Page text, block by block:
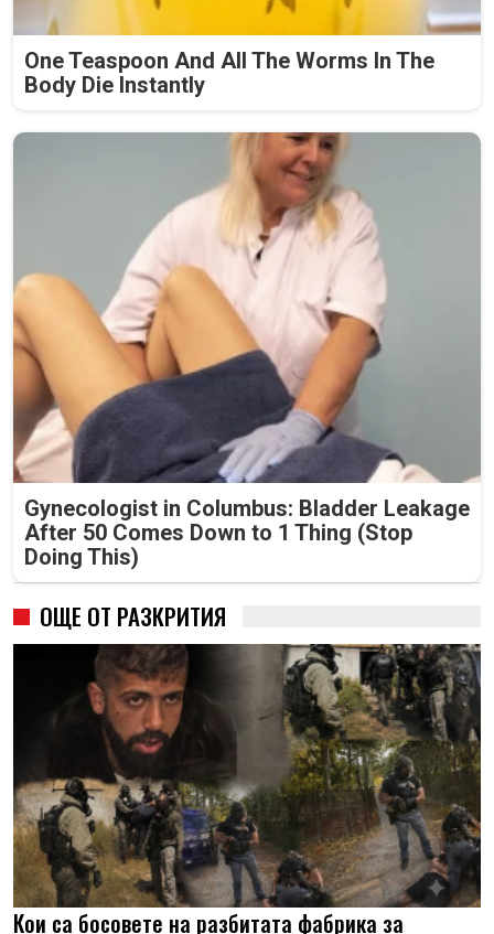
One Teaspoon And All The Worms In The
Body Die Instantly
Gynecologist in Columbus: Bladder Leakage
After 50 Comes Down to 1 Thing (Stop
Doing This)
ОЩЕ ОТ РАЗКРИТИЯ
Кои са босовете на разбитата фабрика за